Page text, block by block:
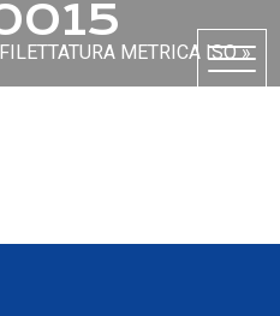
METRICA ISO»